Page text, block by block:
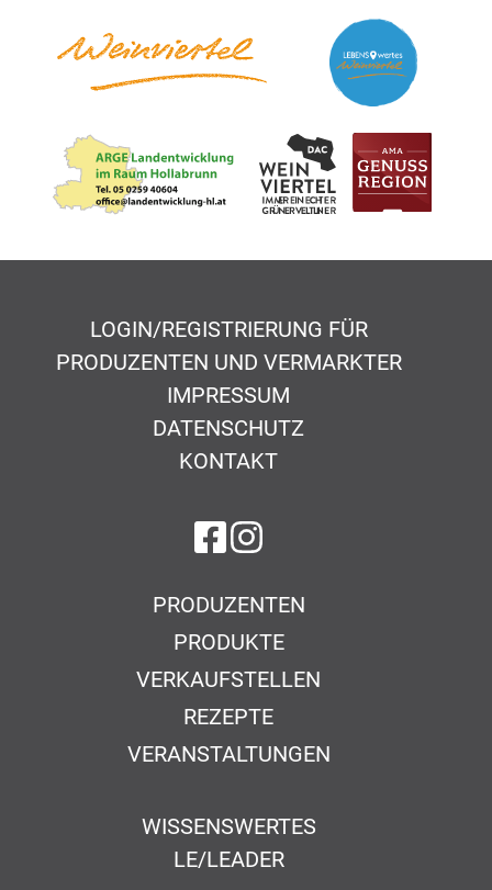
LOGIN/REGISTRIERUNG FÜR
PRODUZENTEN UND VERMARKTER
IMPRESSUM
DATENSCHUTZ
KONTAKT
auf Facebook
auf Instagram
PRODUZENTEN
PRODUKTE
VERKAUFSTELLEN
REZEPTE
VERANSTALTUNGEN
WISSENSWERTES
LE/LEADER